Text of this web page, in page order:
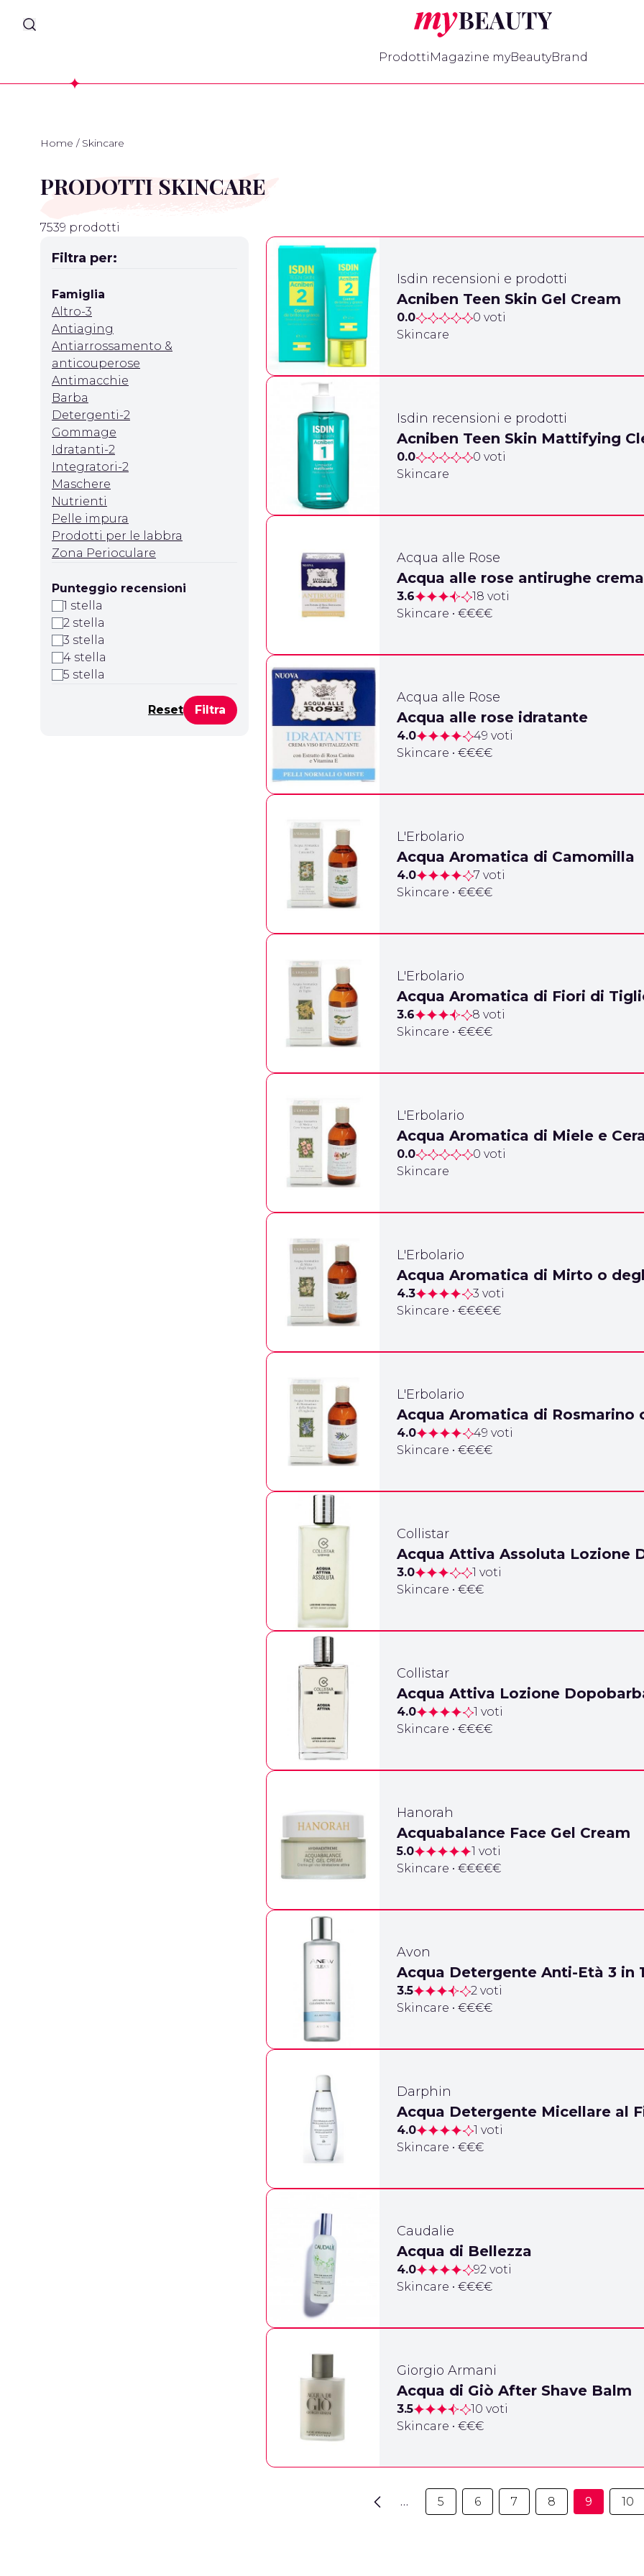
myBeauty
Prodotti Magazine myBeautyBrand
Home / Skincare
PRODOTTI SKINCARE
7539 prodotti
Filtra per:
Famiglia
Altro-3
Antiaging
Antiarrossamento &
anticouperose
Antimacchie
Barba
Detergenti-2
Gommage
Idratanti-2
Integratori-2
Maschere
Nutrienti
Pelle impura
Prodotti per le labbra
Zona Perioculare
Punteggio recensioni
1 stella
2 stella
3 stella
4 stella
5 stella
Reset
Isdin recensioni e prodotti
Acniben Teen Skin Gel Cream
0.0
0 voti
Skincare
Isdin recensioni e prodotti
Acniben Teen Skin Mattifying
0.0
0 voti
Skincare
Acqua alle Rose
Acqua alle rose antirughe
3.6
18 voti
Skincare • €€€€
Acqua alle Rose
Acqua alle rose idratante
4.0
49 voti
Skincare • €€€€
L'Erbolario
Acqua Aromatica di Camomilla
4.0
7 voti
Skincare • €€€€
L'Erbolario
Acqua Aromatica di Fiori di
3.6
8 voti
Skincare • €€€€
L'Erbolario
Acqua Aromatica di Miele e
0.0
0 voti
Skincare
L'Erbolario
Acqua Aromatica di Mirto o
4.3
3 voti
Skincare • €€€€€
L'Erbolario
Acqua Aromatica di Rosmarino
4.0
49 voti
Skincare • €€€€
Collistar
Acqua Attiva Assoluta Lozione
3.0
1 voti
Skincare • €€€
Collistar
Acqua Attiva Lozione
4.0
1 voti
Skincare • €€€€
Hanorah
Acquabalance Face Gel Cream
5.0
1 voti
Skincare • €€€€€
Avon
Acqua Detergente Anti-Età 3 in
3.5
2 voti
Skincare • €€€€
Darphin
Acqua Detergente Micellare al
4.0
1 voti
Skincare • €€€
Caudalie
Acqua di Bellezza
4.0
92 voti
Skincare • €€€€
Giorgio Armani
Acqua di Giò After Shave Balm
3.5
10 voti
Skincare • €€€
… 5 6 7 8 9 10